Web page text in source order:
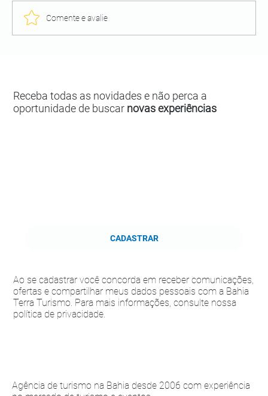
Comente e avalie
Agência de turismo na Bahia desde 2006 com experiência
Receba todas as novidades e não perca a
oportunidade de buscar novas experiências
CADASTRAR
Ao se cadastrar você concorda em receber comunicações,
ofertas e compartilhar meus dados pessoais com a Bahia
Terra Turismo. Para mais informações, consulte nossa
política de privacidade.